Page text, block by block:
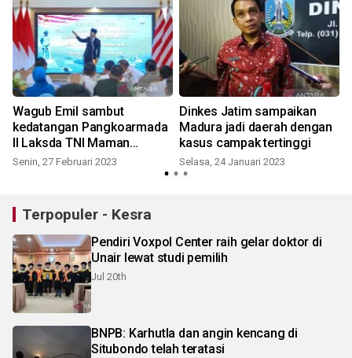
Wagub Emil sambut
kedatangan Pangkoarmada
II Laksda TNI Maman
Firmasyarah
Senin, 27 Februari 2023
Dinkes Jatim sampaikan
Madura jadi daerah dengan
kasus campak tertinggi
Selasa, 24 Januari 2023
Terpopuler - Kesra
Pendiri Voxpol Center raih gelar doktor di
Unair lewat studi pemilih
Jul 20th
BNPB: Karhutla dan angin kencang di
Situbondo telah teratasi